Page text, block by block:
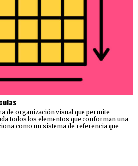
de organización visual que permite
todos los elementos que conforman una
como un sistema de referencia que